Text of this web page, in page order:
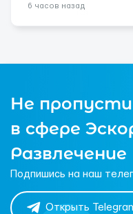
6 часов назад
Не
в сфере
Развлечение
Подпишись на наш
Открыть